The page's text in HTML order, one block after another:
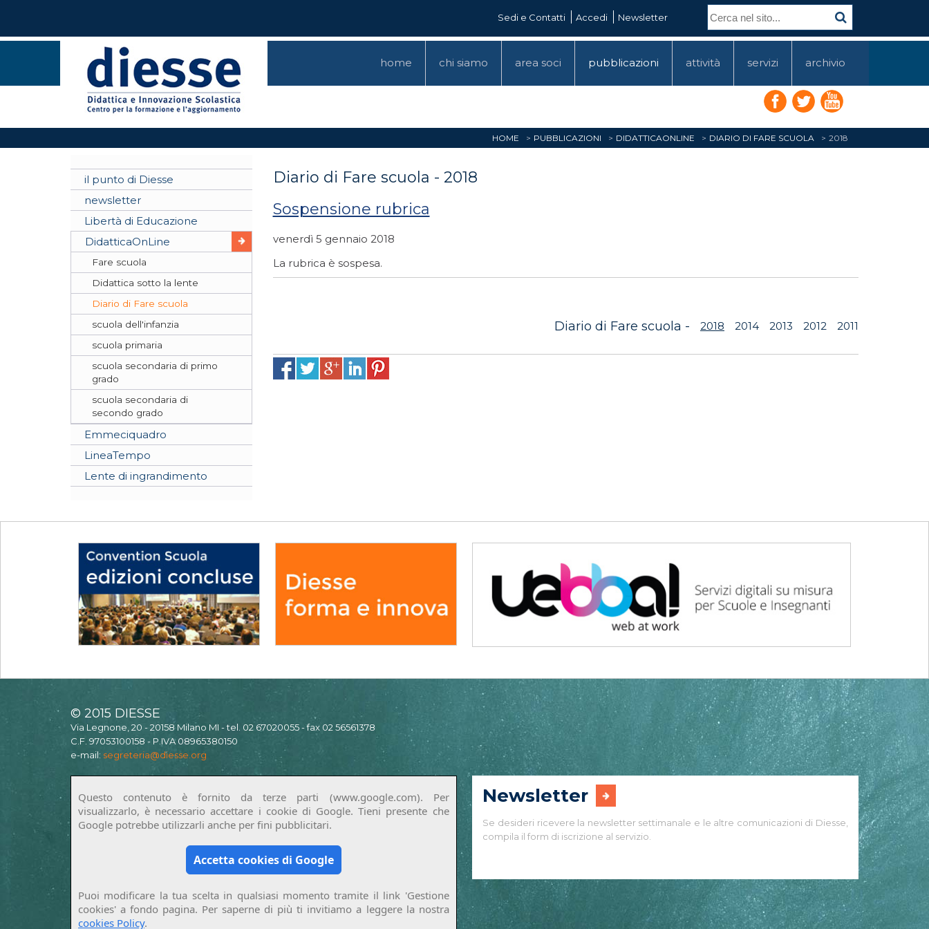
Sedi e Contatti Accedi Newsletter
home chi siamo area soci pubblicazioni attività servizi archivio
HOME PUBBLICAZIONI DIDATTICAONLINE DIARIO DI FARE SCUOLA 2018
il punto di Diesse
newsletter
Libertà di Educazione
DidatticaOnLine
Fare scuola
Didattica sotto la lente
Diario di Fare scuola
scuola dell'infanzia
scuola primaria
scuola secondaria di primo
grado
scuola secondaria di
secondo grado
Emmeciquadro
LineaTempo
Lente di ingrandimento
Diario di Fare scuola - 2018
Sospensione rubrica
venerdì 5 gennaio 2018
La rubrica è sospesa.
Diario di Fare scuola - 2018 2014 2013 2012 2011
© 2015 DIESSE
Via Legnone, 20 - 20158 Milano MI - tel. 02 67020055 - fax 02 56561378
C.F. 97053100158 - P.IVA 08965380150
e-mail: segreteria@diesse.org
Questo contenuto è fornito da terze parti (www.google.com). Per
visualizzarlo, è necessario accettare i cookie di Google. Tieni presente che
Google potrebbe utilizzarli anche per fini pubblicitari.
Accetta cookies di Google
Puoi modificare la tua scelta in qualsiasi momento tramite il link 'Gestione
cookies' a fondo pagina. Per saperne di più ti invitiamo a leggere la nostra
cookies Policy.
Newsletter
Se desideri ricevere la newsletter settimanale e le altre comunicazioni di Diesse,
compila il form di iscrizione al servizio.